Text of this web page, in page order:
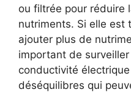
ou filtrée pour réduire
nutriments. Si elle est
ajouter plus de
important de
conductivité
déséquilibres qui